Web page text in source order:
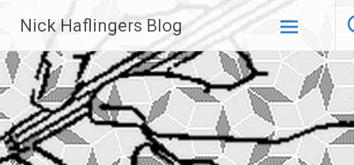
Inhalt
springen
Nick Haflingers Blog